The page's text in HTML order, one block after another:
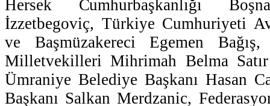
Hersek Cumhurbaşkanlığı
İzzetbegoviç, Türkiye Cumhuriyeti
ve Başmüzakereci Egemen
Milletvekilleri Mihrimah Belma
Ümraniye Belediye Başkanı Hasan
Başkanı Salkan Merdzanic,